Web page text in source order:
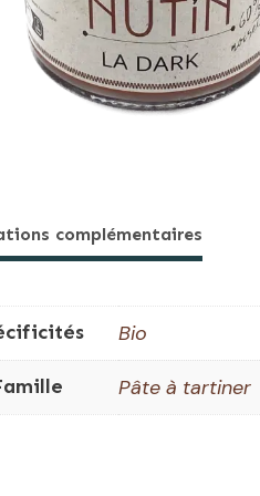
complémentaires
Bio
Pâte à tartiner